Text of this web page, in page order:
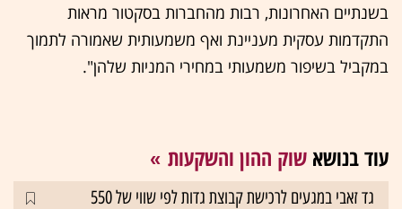
בשנתיים האחרונות, רבות מהחברות בסקטור מראות
התקדמות עסקית מעניינת ואף משמעותית שאמורה לתמוך
במקביל בשיפור משמעותי במחירי המניות שלהן".
עוד בנושא שוק ההון והשקעות
גד זאבי במגעים לרכישת קבוצת גדות לפי שווי של 550